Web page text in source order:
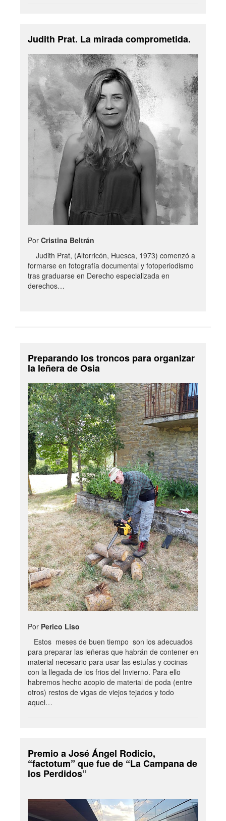
Judith Prat. La mirada comprometida.
Por Cristina Beltrán
Judith Prat, (Altorricón, Huesca, 1973) comenzó a
formarse en fotografía documental y fotoperiodismo
tras graduarse en Derecho especializada en
derechos…
Preparando los troncos para organizar
la leñera de Osia
Por Perico Liso
Estos meses de buen tiempo son los adecuados
para preparar las leñeras que habrán de contener en
material necesario para usar las estufas y cocinas
con la llegada de los frios del Invierno. Para ello
habremos hecho acopio de material de poda (entre
otros) restos de vigas de viejos tejados y todo
aquel…
Premio a José Ángel Rodicio,
“factotum” que fue de “La Campana de
los Perdidos”